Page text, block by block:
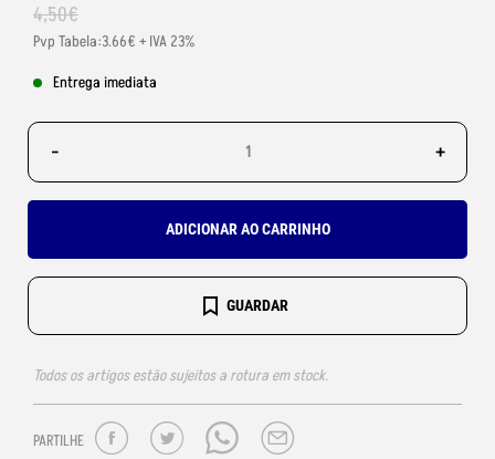
4,50€
Pvp Tabela:3.66€ + IVA 23%
Entrega imediata
- +
ADICIONAR AO CARRINHO
GUARDAR
Todos os artigos estão sujeitos a rotura em stock.
PARTILHE